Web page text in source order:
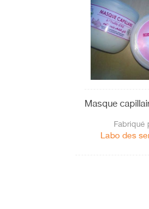
Masque
Fabriqué
Labo des